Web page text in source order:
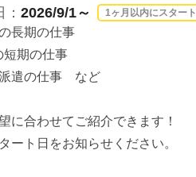
2026/9/1～ 1ヶ月以内にスタート
長期の仕事
期の仕事
遣の仕事 など
に合わせてご紹介できます！
ート日をお知らせください。